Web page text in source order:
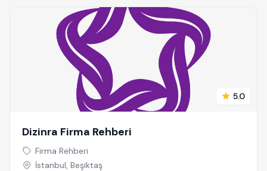
5.0
Dizinra Firma Rehberi
Firma Rehberi
İstanbul, Beşiktaş